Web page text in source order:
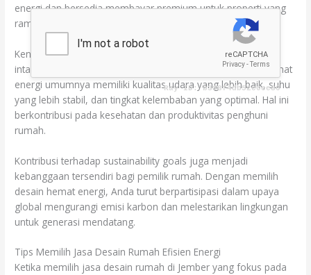
energi dan bersedia membayar premium untuk properti yang
ramah lingkungan.
Kenyamanan hidup yang berkelanjutan menjadi manfaat
intangible yang sangat berharga. Rumah dengan desain hemat
energi umumnya memiliki kualitas udara yang lebih baik, suhu
yang lebih stabil, dan tingkat kelembaban yang optimal. Hal ini
berkontribusi pada kesehatan dan produktivitas penghuni
rumah.
Kontribusi terhadap sustainability goals juga menjadi
kebanggaan tersendiri bagi pemilik rumah. Dengan memilih
desain hemat energi, Anda turut berpartisipasi dalam upaya
global mengurangi emisi karbon dan melestarikan lingkungan
untuk generasi mendatang.
Tips Memilih Jasa Desain Rumah Efisien Energi
Ketika memilih jasa desain rumah di Jember yang fokus pada